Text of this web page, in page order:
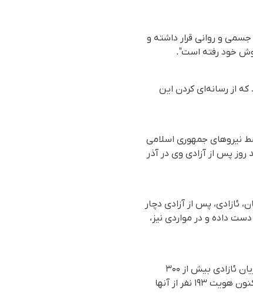
و روانی قرار داشته و
خود رفته است".
که از رسانه‌ای کردن این
گسترده ٢٩ آبان ماه در سردشت، توسط نیروهای جمهوری اسلامی
پس از آزادی وی در آذر
ئازادی، پس از آزادی دچار
داده‌ و در مواردی نیز،
با استناد به آمار به ثبت رسیده در مرکز آمار و اسناد سازمان حقوق بشری هه‌نگاو، در جریان جنبش ژن ژیان ئازادی بیش از ۳۰۰
کودک در شهرهای مختلف کُردستان توسط نهادهای امنیتی جمهوری اسلامی ایران بازداشت شده‌اند که تاکنون هویت ۱۹۳ نفر از آنها